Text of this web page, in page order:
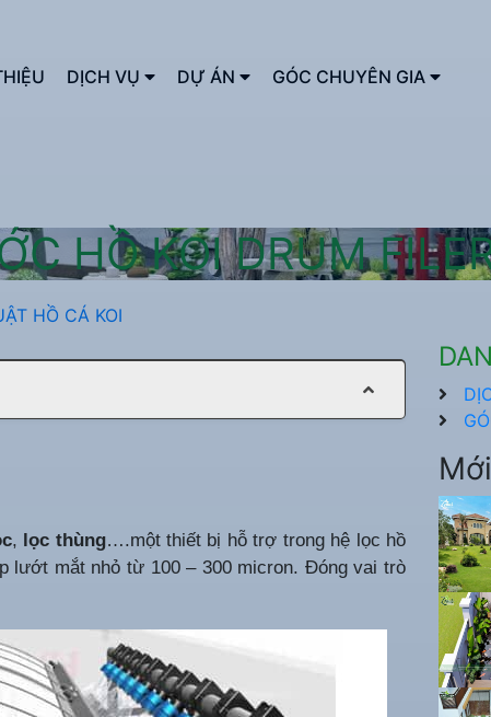
DỊCH VỤ DỰ ÁN GÓC CHUYÊN GIA
HỒ KOI DRUM
HỒ CÁ KOI
, lọc thùng….một thiết bị hỗ trợ trong hệ lọc hồ
lướt mắt nhỏ từ 100 – 300 micron. Đóng vai trò